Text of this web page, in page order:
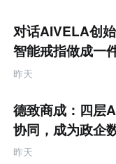
来
零
售
跨
境
商
产
业
互
联
网
对话AIVELA创
智能戒指做成一
饰品
昨天
德致商成：四层
协同，成为政企
服务商
昨天